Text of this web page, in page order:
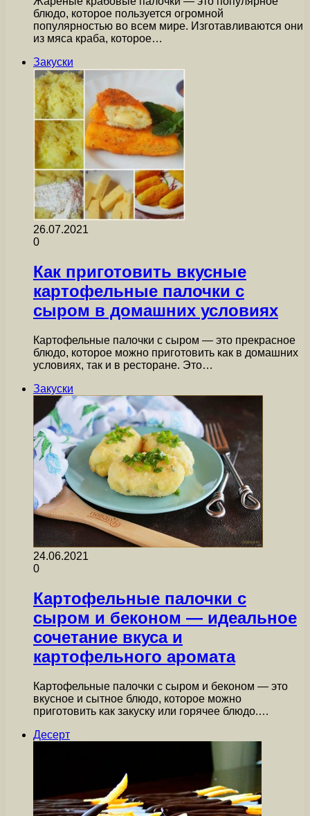
блюдо, которое пользуется огромной
популярностью во всем мире. Изготавливаются они
из мяса краба, которое…
Закуски
26.07.2021
0
Как приготовить вкусные
картофельные палочки с
сыром в домашних условиях
Картофельные палочки с сыром — это прекрасное
блюдо, которое можно приготовить как в домашних
условиях, так и в ресторане. Это…
Закуски
24.06.2021
0
Картофельные палочки с
сыром и беконом — идеальное
сочетание вкуса и
картофельного аромата
Картофельные палочки с сыром и беконом — это
вкусное и сытное блюдо, которое можно
приготовить как закуску или горячее блюдо.…
Десерт